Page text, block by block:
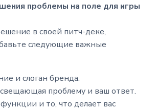
проблемы на поле для игры
в своей питч-деке,
следующие важные
и слоган бренда.
проблему и ваш ответ.
и то, что делает вас